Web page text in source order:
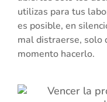
utilizas para tus
es posible, en
mal distraerse, solo
momento hacerlo.